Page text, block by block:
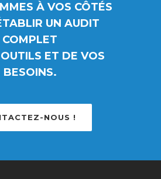
À VOS CÔTÉS
UN AUDIT
COMPLET
ET DE VOS
BESOINS.
NOUS !